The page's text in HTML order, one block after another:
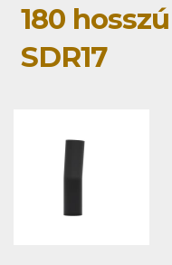
180
SDR17